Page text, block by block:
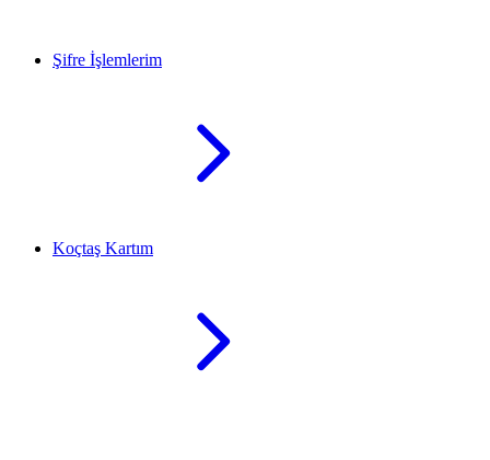
Şifre İşlemlerim
Koçtaş Kartım